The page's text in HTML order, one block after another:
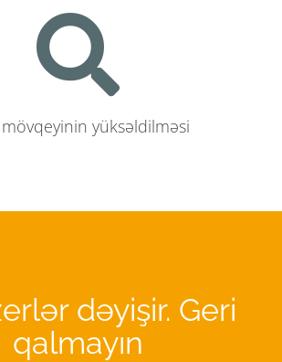
mövqeyinin yüksəldilməsi
dəyişir. Geri
qalmayın